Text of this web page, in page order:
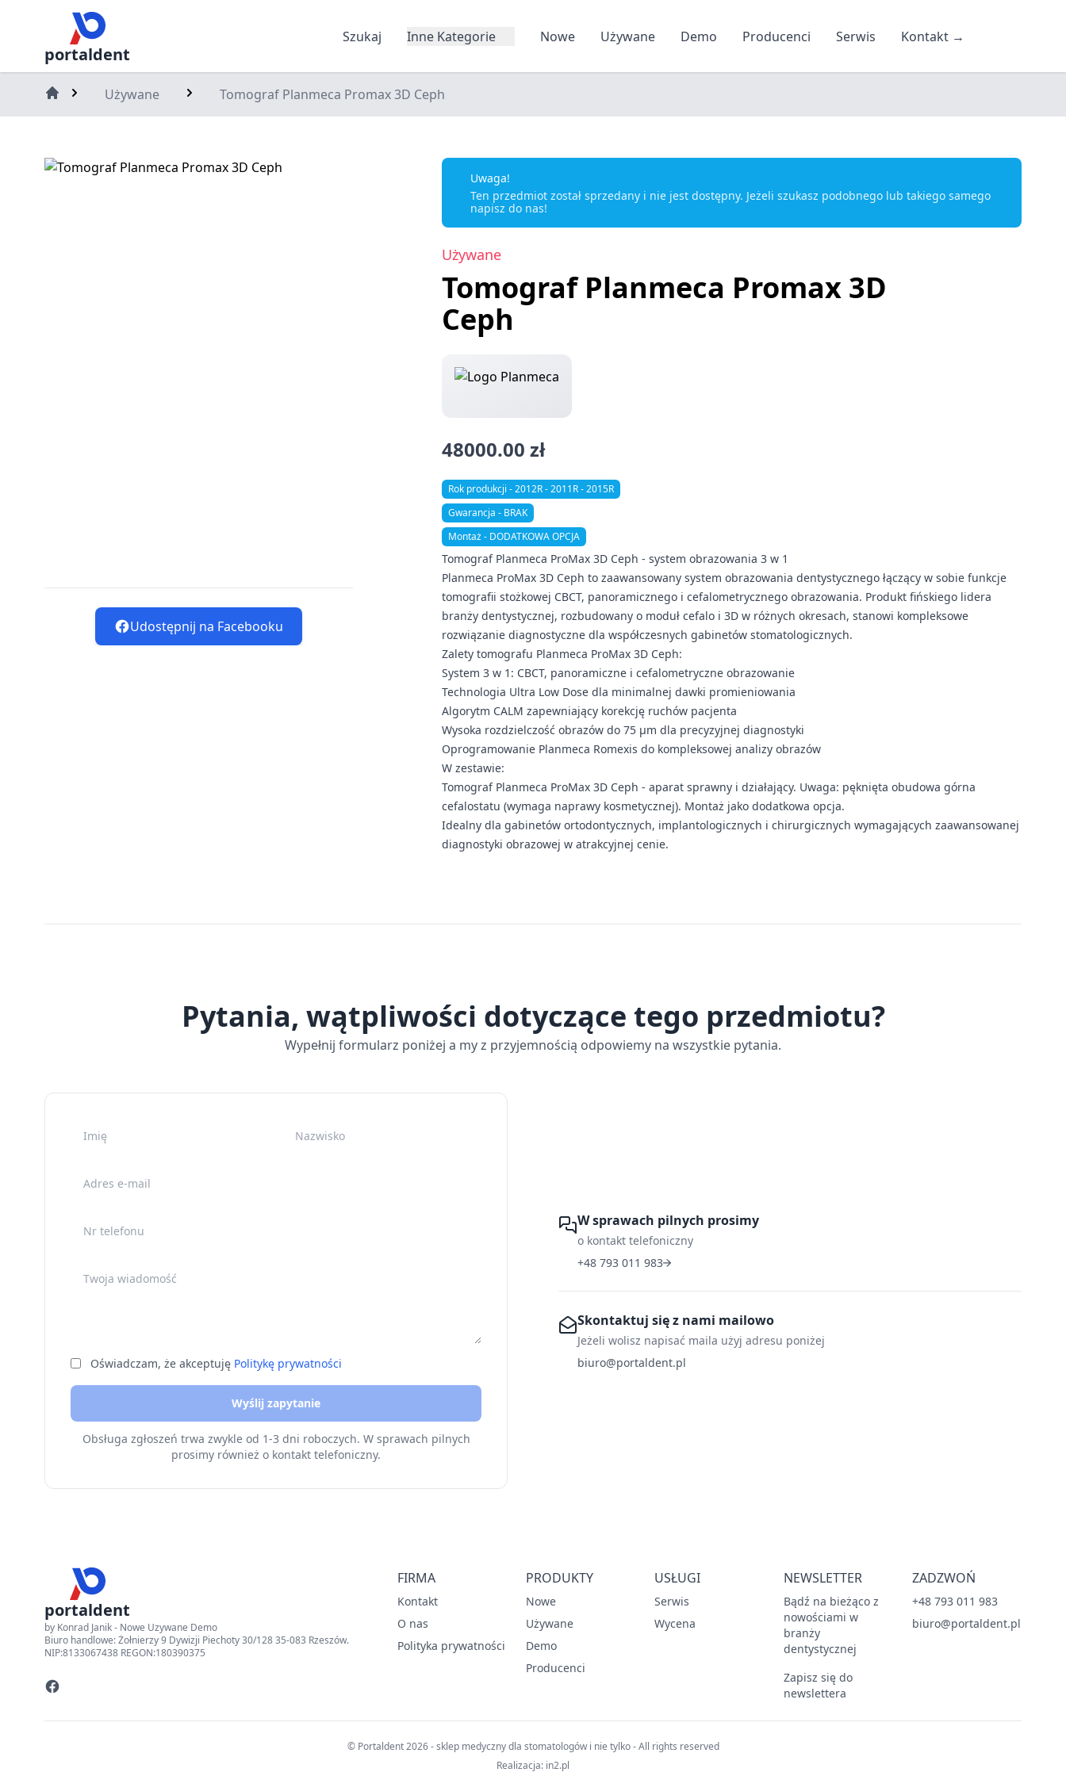
portaldent
Szukaj Inne Kategorie Nowe Używane Demo Producenci Serwis Kontakt →
Używane Tomograf Planmeca Promax 3D Ceph
Udostępnij na Facebooku
Uwaga!
Ten przedmiot został sprzedany i nie jest dostępny. Jeżeli szukasz podobnego lub takiego samego
napisz do nas!
Używane
Tomograf Planmeca Promax 3D
Ceph
48000.00 zł
Rok produkcji - 2012R - 2011R - 2015R
Gwarancja - BRAK
Montaż - DODATKOWA OPCJA
Tomograf Planmeca ProMax 3D Ceph - system obrazowania 3 w 1
Planmeca ProMax 3D Ceph to zaawansowany system obrazowania dentystycznego łączący w sobie funkcje
tomografii stożkowej CBCT, panoramicznego i cefalometrycznego obrazowania. Produkt fińskiego lidera
branży dentystycznej, rozbudowany o moduł cefalo i 3D w różnych okresach, stanowi kompleksowe
rozwiązanie diagnostyczne dla współczesnych gabinetów stomatologicznych.
Zalety tomografu Planmeca ProMax 3D Ceph:
System 3 w 1: CBCT, panoramiczne i cefalometryczne obrazowanie
Technologia Ultra Low Dose dla minimalnej dawki promieniowania
Algorytm CALM zapewniający korekcję ruchów pacjenta
Wysoka rozdzielczość obrazów do 75 μm dla precyzyjnej diagnostyki
Oprogramowanie Planmeca Romexis do kompleksowej analizy obrazów
W zestawie:
Tomograf Planmeca ProMax 3D Ceph - aparat sprawny i działający. Uwaga: pęknięta obudowa górna
cefalostatu (wymaga naprawy kosmetycznej). Montaż jako dodatkowa opcja.
Idealny dla gabinetów ortodontycznych, implantologicznych i chirurgicznych wymagających zaawansowanej
diagnostyki obrazowej w atrakcyjnej cenie.
Pytania, wątpliwości dotyczące tego przedmiotu?
Wypełnij formularz poniżej a my z przyjemnością odpowiemy na wszystkie pytania.
Nazwisko
Adres e-mail
Nr telefonu
Twoja wiadomość
Oświadczam, że akceptuję Politykę prywatności
Wyślij zapytanie
Obsługa zgłoszeń trwa zwykle od 1-3 dni roboczych. W sprawach pilnych
prosimy również o kontakt telefoniczny.
W sprawach pilnych prosimy
o kontakt telefoniczny
+48 793 011 983
Skontaktuj się z nami mailowo
Jeżeli wolisz napisać maila użyj adresu poniżej
biuro@portaldent.pl
portaldent
by Konrad Janik - Nowe Uzywane Demo
Biuro handlowe: Żołnierzy 9 Dywizji Piechoty 30/128 35-083 Rzeszów.
NIP:8133067438 REGON:180390375
FIRMA
Kontakt
O nas
Polityka prywatności
PRODUKTY
Nowe
Używane
Demo
Producenci
USŁUGI
Serwis
Wycena
NEWSLETTER
Bądź na bieżąco z
nowościami w
branży
dentystycznej
Zapisz się do
newslettera
ZADZWOŃ
+48 793 011 983
biuro@portaldent.pl
© Portaldent 2026 - sklep medyczny dla stomatologów i nie tylko - All rights reserved
Realizacja: in2.pl